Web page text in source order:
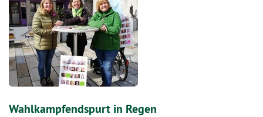
Wahlkampfendspurt in Regen